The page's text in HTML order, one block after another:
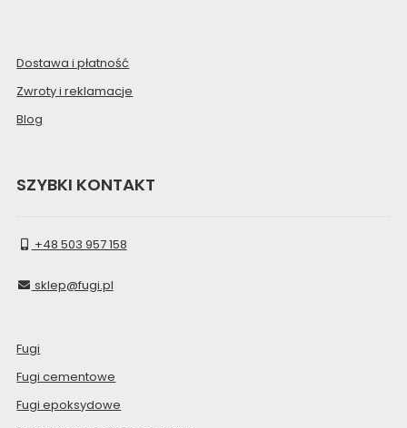
Dostawa i płatność
Zwroty i reklamacje
Blog
SZYBKI KONTAKT
+48 503 957 158
sklep@fugi.pl
Fugi
Fugi cementowe
Fugi epoksydowe